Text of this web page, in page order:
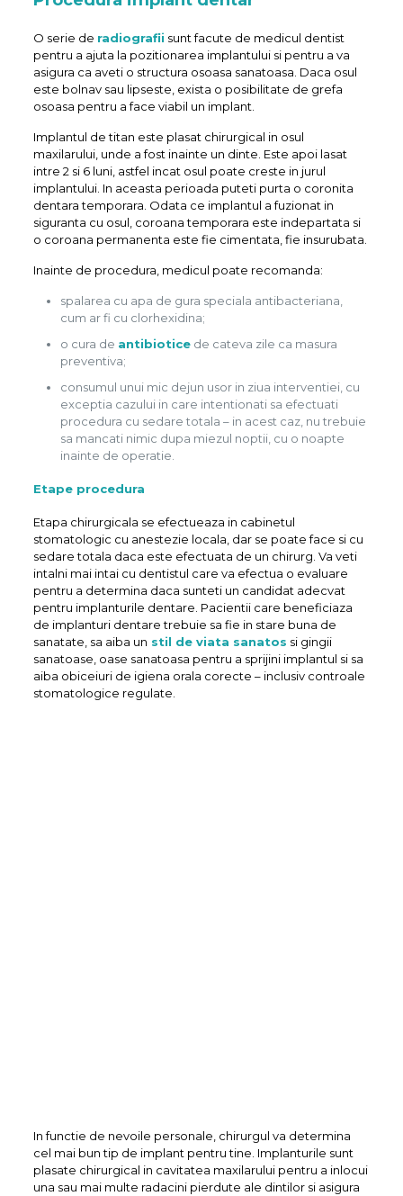
O serie de radiografii sunt facute de medicul dentist
pentru a ajuta la pozitionarea implantului si pentru a va
asigura ca aveti o structura osoasa sanatoasa. Daca osul
este bolnav sau lipseste, exista o posibilitate de grefa
osoasa pentru a face viabil un implant.
Implantul de titan este plasat chirurgical in osul
maxilarului, unde a fost inainte un dinte. Este apoi lasat
intre 2 si 6 luni, astfel incat osul poate creste in jurul
implantului. In aceasta perioada puteti purta o coronita
dentara temporara. Odata ce implantul a fuzionat in
siguranta cu osul, coroana temporara este indepartata si
o coroana permanenta este fie cimentata, fie insurubata.
Inainte de procedura, medicul poate recomanda:
spalarea cu apa de gura speciala antibacteriana,
cum ar fi cu clorhexidina;
o cura de antibiotice de cateva zile ca masura
preventiva;
consumul unui mic dejun usor in ziua interventiei, cu
exceptia cazului in care intentionati sa efectuati
procedura cu sedare totala – in acest caz, nu trebuie
sa mancati nimic dupa miezul noptii, cu o noapte
inainte de operatie.
Etape procedura
Etapa chirurgicala se efectueaza in cabinetul
stomatologic cu anestezie locala, dar se poate face si cu
sedare totala daca este efectuata de un chirurg. Va veti
intalni mai intai cu dentistul care va efectua o evaluare
pentru a determina daca sunteti un candidat adecvat
pentru implanturile dentare. Pacientii care beneficiaza
de implanturi dentare trebuie sa fie in stare buna de
sanatate, sa aiba un stil de viata sanatos si gingii
sanatoase, oase sanatoasa pentru a sprijini implantul si sa
aiba obiceiuri de igiena orala corecte – inclusiv controale
stomatologice regulate.
In functie de nevoile personale, chirurgul va determina
cel mai bun tip de implant pentru tine. Implanturile sunt
plasate chirurgical in cavitatea maxilarului pentru a inlocui
una sau mai multe radacini pierdute ale dintilor si asigura